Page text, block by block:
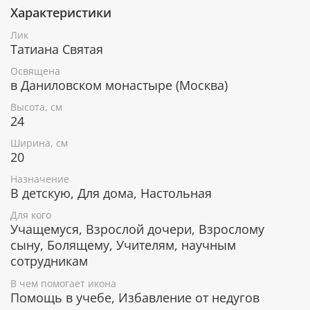
Покровительница учащихся и всех, кто
стремится к новым знаниям.
Икона уже освящена
Лик изготовлен методом УФ-печати в России.
Освящен в Даниловском монастыре по всем
канонам Православной церкви. Икона поставляется
в коробке с изображением монастыря, к каждой
иконе прилагается сертификат.
Серебряное покрытие, ценные породы
дерева
Рамка покрыта слоем чистого серебра 925 пробы и
позолотой. С помощью современных технологий
изделию придается особая рельефность и
выразительность. Икона изготовлена из
металлической пластины Miro Silver, нижний слой
которой состоит из алюминия, а верхний - из
серебра. Отдельные элементы покрыты позолотой.
Характеристики
Лик
Татиана Святая
Освящена
в Даниловском монастыре (Москва)
Высота, см
24
Ширина, см
20
Назначение
В детскую, Для дома, Настольная
Для кого
Учащемуся, Взрослой дочери, Взрослому
сыну, Болящему, Учителям, научным
сотрудникам
В чем помогает икона
Помощь в учебе, Избавление от недугов